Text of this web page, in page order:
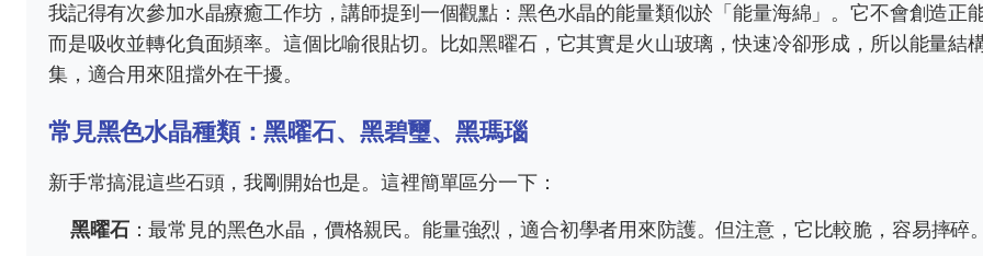
我記得有次參加水晶療癒工作坊，講師提到一個觀點：黑色水晶的能量類似於「能量海綿」。它不會創造正
而是吸收並轉化負面頻率。這個比喻很貼切。比如黑曜石，它其實是火山玻璃，快速冷卻形成，所以能量結
集，適合用來阻擋外在干擾。
常見黑色水晶種類：黑曜石、黑碧璽、黑瑪瑙
新手常搞混這些石頭，我剛開始也是。這裡簡單區分一下：
黑曜石：最常見的黑色水晶，價格親民。能量強烈，適合初學者用來防護。但注意，它比較脆，容易摔碎。